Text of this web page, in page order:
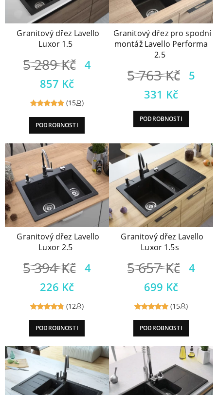
Granitový dřez Lavello
Luxor 1.5
5 289Kč
4
857 Kč
4.93out
(15 )
PODROBNOSTI
Granitový dřez pro spodní
montáž Lavello Performa
2.5
5 763Kč
5
331 Kč
PODROBNOSTI
Granitový dřez Lavello
Luxor 2.5
5 394Kč
4
226 Kč
4.83out
(12 )
PODROBNOSTI
Granitový dřez Lavello
Luxor 1.5s
5 657Kč
4
699 Kč
out of
(15 )
PODROBNOSTI